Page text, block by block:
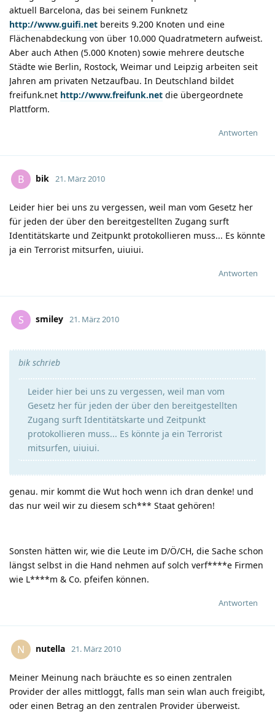
aktuell Barcelona, das bei seinem Funknetz
http://www.guifi.net bereits 9.200 Knoten und eine
Flächenabdeckung von über 10.000 Quadratmetern aufweist.
Aber auch Athen (5.000 Knoten) sowie mehrere deutsche
Städte wie Berlin, Rostock, Weimar und Leipzig arbeiten seit
Jahren am privaten Netzaufbau. In Deutschland bildet
freifunk.net http://www.freifunk.net die übergeordnete
Plattform.
Antworten
B bik 21. März 2010
Leider hier bei uns zu vergessen, weil man vom Gesetz her
für jeden der über den bereitgestellten Zugang surft
Identitätskarte und Zeitpunkt protokollieren muss... Es könnte
ja ein Terrorist mitsurfen, uiuiui.
Antworten
S smiley 21. März 2010
bik schrieb
Leider hier bei uns zu vergessen, weil man vom
Gesetz her für jeden der über den bereitgestellten
Zugang surft Identitätskarte und Zeitpunkt
protokollieren muss... Es könnte ja ein Terrorist
mitsurfen, uiuiui.
genau. mir kommt die Wut hoch wenn ich dran denke! und
das nur weil wir zu diesem sch*** Staat gehören!
Sonsten hätten wir, wie die Leute im D/Ö/CH, die Sache schon
längst selbst in die Hand nehmen auf solch verf****e Firmen
wie L****m & Co. pfeifen können.
Antworten
N nutella 21. März 2010
Meiner Meinung nach bräuchte es so einen zentralen
Provider der alles mittloggt, falls man sein wlan auch freigibt,
oder einen Betrag an den zentralen Provider überweist.